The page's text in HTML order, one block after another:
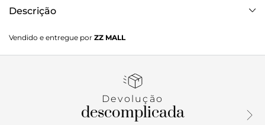
Descrição
couro, que conta com um charmoso fecho de fivela. Em
preto, é versátil e atemporal. Aposte! Largura: 4,5cm |
Vendido e entregue por ZZ MALL
Devolução
descomplicada